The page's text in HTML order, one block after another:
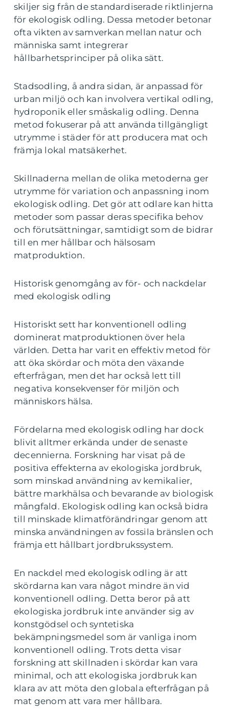
skiljer sig från de standardiserade riktlinjerna
för ekologisk odling. Dessa metoder betonar
ofta vikten av samverkan mellan natur och
människa samt integrerar
hållbarhetsprinciper på olika sätt.
Stadsodling, å andra sidan, är anpassad för
urban miljö och kan involvera vertikal odling,
hydroponik eller småskalig odling. Denna
metod fokuserar på att använda tillgängligt
utrymme i städer för att producera mat och
främja lokal matsäkerhet.
Skillnaderna mellan de olika metoderna ger
utrymme för variation och anpassning inom
ekologisk odling. Det gör att odlare kan hitta
metoder som passar deras specifika behov
och förutsättningar, samtidigt som de bidrar
till en mer hållbar och hälsosam
matproduktion.
Historisk genomgång av för- och nackdelar
med ekologisk odling
Historiskt sett har konventionell odling
dominerat matproduktionen över hela
världen. Detta har varit en effektiv metod för
att öka skördar och möta den växande
efterfrågan, men det har också lett till
negativa konsekvenser för miljön och
människors hälsa.
Fördelarna med ekologisk odling har dock
blivit alltmer erkända under de senaste
decennierna. Forskning har visat på de
positiva effekterna av ekologiska jordbruk,
som minskad användning av kemikalier,
bättre markhälsa och bevarande av biologisk
mångfald. Ekologisk odling kan också bidra
till minskade klimatförändringar genom att
minska användningen av fossila bränslen och
främja ett hållbart jordbrukssystem.
En nackdel med ekologisk odling är att
skördarna kan vara något mindre än vid
konventionell odling. Detta beror på att
ekologiska jordbruk inte använder sig av
konstgödsel och syntetiska
bekämpningsmedel som är vanliga inom
konventionell odling. Trots detta visar
forskning att skillnaden i skördar kan vara
minimal, och att ekologiska jordbruk kan
klara av att möta den globala efterfrågan på
mat genom att vara mer hållbara.